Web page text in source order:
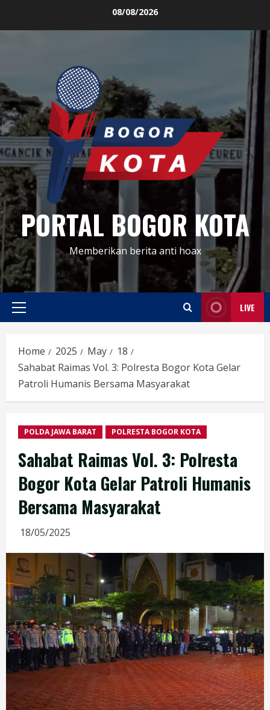
08/08/2026
PORTAL BOGOR KOTA
Memberikan berita anti hoax
Primary
LIVE
Home 2025 May
18
Sahabat Raimas Vol. 3: Polresta Bogor Kota Gelar
Patroli Humanis Bersama Masyarakat
POLDA JAWA BARAT POLRESTA BOGOR KOTA
Sahabat Raimas Vol. 3: Polresta
Bogor Kota Gelar Patroli Humanis
Bersama Masyarakat
18/05/2025